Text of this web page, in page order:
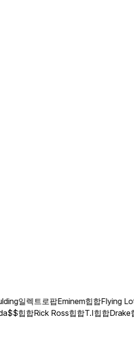
일렉트로팝Eminem힙합Flying
힙합Rick Ross힙합T.I힙합Drake